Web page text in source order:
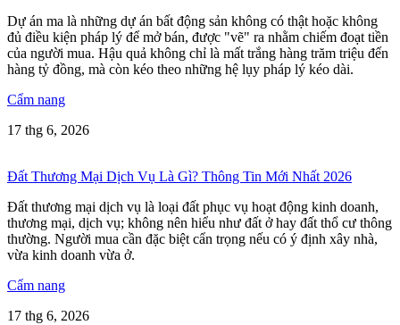
Dự án ma là những dự án bất động sản không có thật hoặc không
đủ điều kiện pháp lý để mở bán, được "vẽ" ra nhằm chiếm đoạt tiền
của người mua. Hậu quả không chỉ là mất trắng hàng trăm triệu đến
hàng tỷ đồng, mà còn kéo theo những hệ lụy pháp lý kéo dài.
Cẩm nang
17 thg 6, 2026
Đất Thương Mại Dịch Vụ Là Gì? Thông Tin Mới Nhất 2026
Đất thương mại dịch vụ là loại đất phục vụ hoạt động kinh doanh,
thương mại, dịch vụ; không nên hiểu như đất ở hay đất thổ cư thông
thường. Người mua cần đặc biệt cẩn trọng nếu có ý định xây nhà,
vừa kinh doanh vừa ở.
Cẩm nang
17 thg 6, 2026